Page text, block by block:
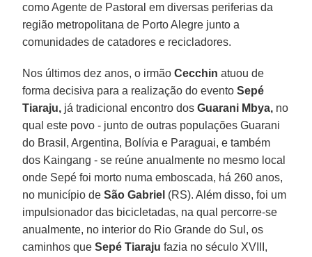
como Agente de Pastoral em diversas periferias da
região metropolitana de Porto Alegre junto a
comunidades de catadores e recicladores.
Nos últimos dez anos, o irmãoCecchin atuou de
forma decisiva para a realização do eventoSepé
Tiaraju, já tradicional encontro dosGuarani Mbya, no
qual este povo - junto de outras populações Guarani
do Brasil, Argentina, Bolívia e Paraguai, e também
dos Kaingang - se reúne anualmente no mesmo local
onde Sepé foi morto numa emboscada, há 260 anos,
no município deSão Gabriel (RS). Além disso, foi um
impulsionador das bicicletadas, na qual percorre-se
anualmente, no interior do Rio Grande do Sul, os
caminhos queSepé Tiaraju fazia no século XVIII,